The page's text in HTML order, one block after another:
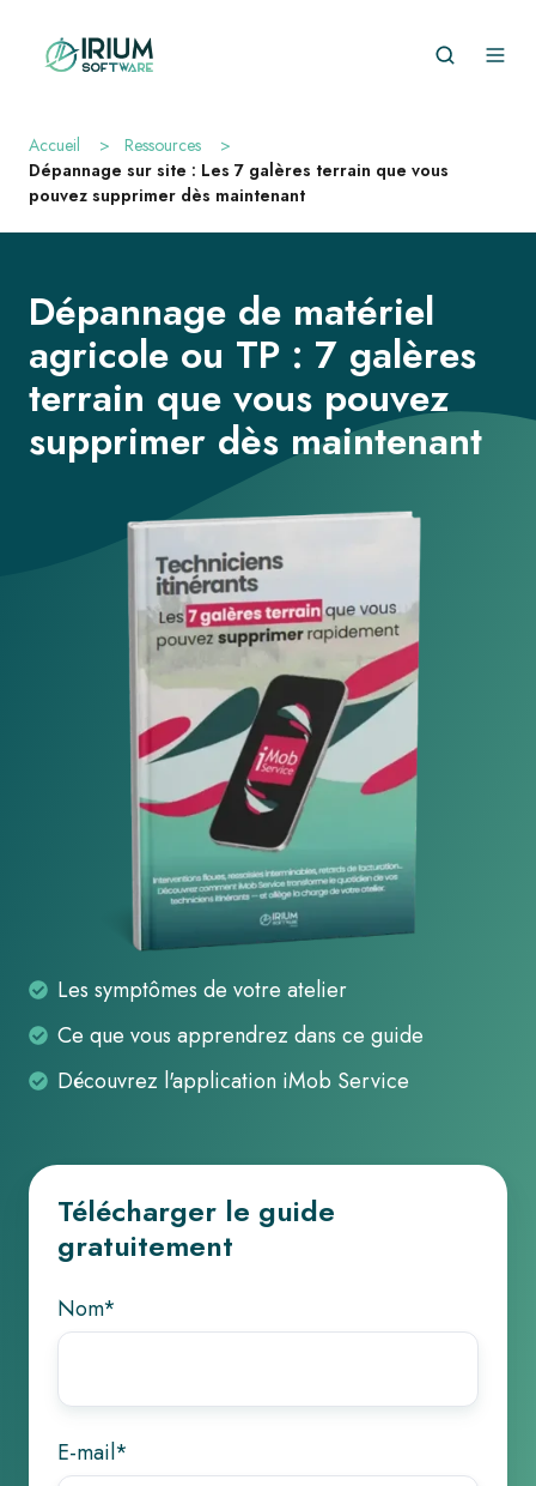
Accueil > Ressources
>
Dépannage sur site : Les 7 galères terrain que vous
pouvez supprimer dès maintenant
Dépannage de matériel
agricole ou TP : 7 galères
terrain que vous pouvez
supprimer dès maintenant
Les symptômes de votre atelier
Les
symptômes
de
votre
Ce que vous apprendrez dans ce guide
Ce
que
vous
dans
ce
Découvrez l'application iMob Service
Découvrez
Service
Télécharger le guide
gratuitement
Nom*
E-mail*